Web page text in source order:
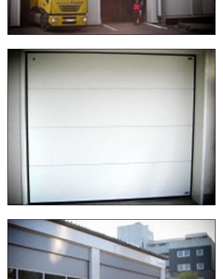
Besonders sparsam auch auf kleinstem Raum: Unsere
25.07.2019 12:45